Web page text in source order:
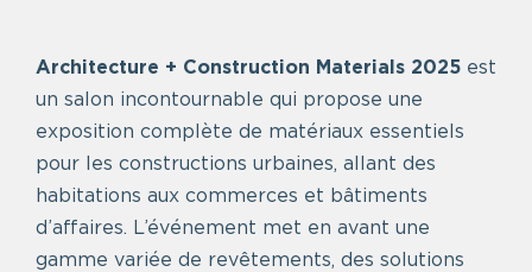
Architecture + Construction Materials 2025 est
un salon incontournable qui propose une
exposition complète de matériaux essentiels
pour les constructions urbaines, allant des
habitations aux commerces et bâtiments
d’affaires. L’événement met en avant une
gamme variée de revêtements, des solutions